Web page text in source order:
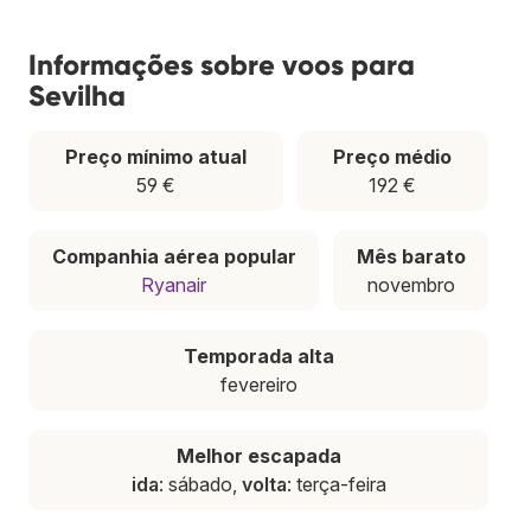
Informações sobre voos para
Sevilha
Preço mínimo atual
59 €
Preço médio
192 €
Companhia aérea popular
Ryanair
Mês barato
novembro
Temporada alta
fevereiro
Melhor escapada
ida: sábado, volta: terça-feira